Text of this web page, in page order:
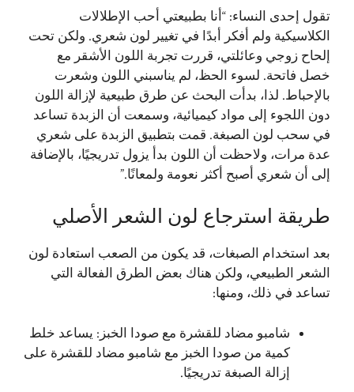
تقول إحدى النساء: “أنا بطبيعتي أحب الإطلالات
الكلاسيكية ولم أفكر أبدًا في تغيير لون شعري. ولكن تحت
إلحاح زوجي وعائلتي، قررت تجربة اللون الأشقر مع
خصل فاتحة. لسوء الحظ، لم يناسبني اللون وشعرت
بالإحباط. لذا، بدأت البحث عن طرق طبيعية لإزالة اللون
دون اللجوء إلى مواد كيميائية، وسمعت أن الزبدة تساعد
في سحب لون الصبغة. قمت بتطبيق الزبدة على شعري
عدة مرات، ولاحظت أن اللون بدأ يزول تدريجيًا، بالإضافة
إلى أن شعري أصبح أكثر نعومة ولمعانًا.”
طريقة استرجاع لون الشعر الأصلي
بعد استخدام الصبغات، قد يكون من الصعب استعادة لون
الشعر الطبيعي، ولكن هناك بعض الطرق الفعالة التي
تساعد في ذلك، ومنها:
شامبو مضاد للقشرة مع صودا الخبز: يساعد خلط
كمية من صودا الخبز مع شامبو مضاد للقشرة على
إزالة الصبغة تدريجيًا.